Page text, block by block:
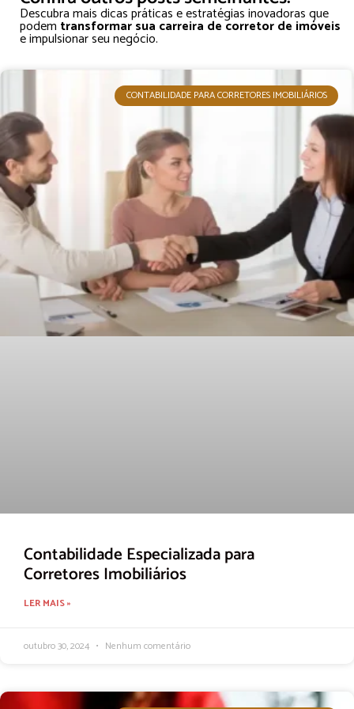
Descubra mais dicas práticas e estratégias inovadoras que
podem transformar sua carreira de corretor de imóveis
e impulsionar seu negócio.
CONTABILIDADE PARA CORRETORES IMOBILIÁRIOS
Contabilidade Especializada para
Corretores Imobiliários
LER MAIS »
outubro 30, 2024 Nenhum comentário